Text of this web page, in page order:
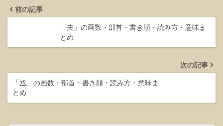
前の記事
「夫」の画数・部首・書き順・読み方・意味ま
とめ
次の記事
「丞」の画数・部首・書き順・読み方・意味ま
とめ